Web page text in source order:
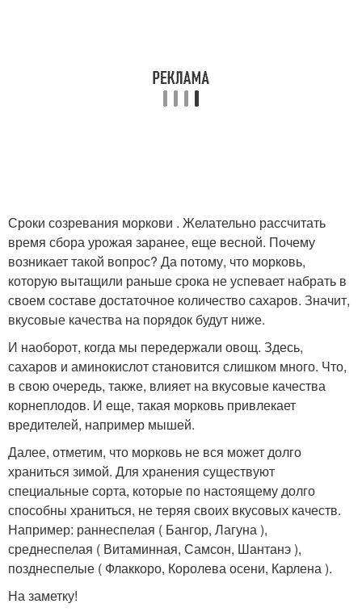
Сроки созревания моркови . Желательно рассчитать
время сбора урожая заранее, еще весной. Почему
возникает такой вопрос? Да потому, что морковь,
которую вытащили раньше срока не успевает набрать в
своем составе достаточное количество сахаров. Значит,
вкусовые качества на порядок будут ниже.
И наоборот, когда мы передержали овощ. Здесь,
сахаров и аминокислот становится слишком много. Что,
в свою очередь, также, влияет на вкусовые качества
корнеплодов. И еще, такая морковь привлекает
вредителей, например мышей.
Далее, отметим, что морковь не вся может долго
храниться зимой. Для хранения существуют
специальные сорта, которые по настоящему долго
способны храниться, не теряя своих вкусовых качеств.
Например: раннеспелая ( Бангор, Лагуна ),
среднеспелая ( Витаминная, Самсон, Шантанэ ),
позднеспелые ( Флаккоро, Королева осени, Карлена ).
На заметку!